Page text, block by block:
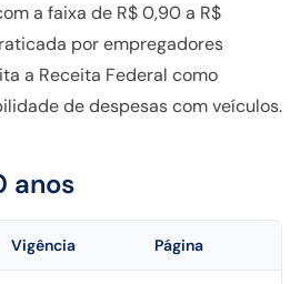
a faixa de R$ 0,90 a R$
por empregadores
a Receita Federal como
de despesas com veículos.
anos
Vigência Página